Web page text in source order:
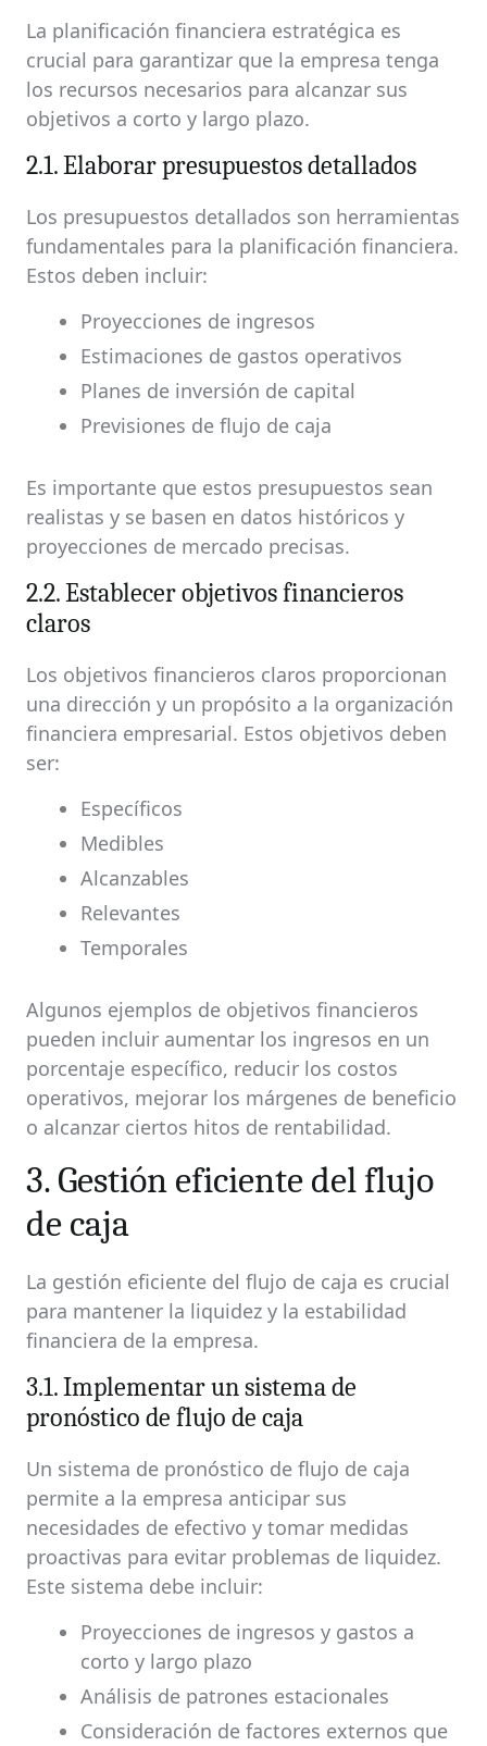
La planificación financiera estratégica es
crucial para garantizar que la empresa tenga
los recursos necesarios para alcanzar sus
objetivos a corto y largo plazo.
2.1. Elaborar presupuestos detallados
Los presupuestos detallados son herramientas
fundamentales para la planificación financiera.
Estos deben incluir:
Proyecciones de ingresos
Estimaciones de gastos operativos
Planes de inversión de capital
Previsiones de flujo de caja
Es importante que estos presupuestos sean
realistas y se basen en datos históricos y
proyecciones de mercado precisas.
2.2. Establecer objetivos financieros
claros
Los objetivos financieros claros proporcionan
una dirección y un propósito a la organización
financiera empresarial. Estos objetivos deben
ser:
Específicos
Medibles
Alcanzables
Relevantes
Temporales
Algunos ejemplos de objetivos financieros
pueden incluir aumentar los ingresos en un
porcentaje específico, reducir los costos
operativos, mejorar los márgenes de beneficio
o alcanzar ciertos hitos de rentabilidad.
3. Gestión eficiente del flujo
de caja
La gestión eficiente del flujo de caja es crucial
para mantener la liquidez y la estabilidad
financiera de la empresa.
3.1. Implementar un sistema de
pronóstico de flujo de caja
Un sistema de pronóstico de flujo de caja
permite a la empresa anticipar sus
necesidades de efectivo y tomar medidas
proactivas para evitar problemas de liquidez.
Este sistema debe incluir:
Proyecciones de ingresos y gastos a
corto y largo plazo
Análisis de patrones estacionales
Consideración de factores externos que